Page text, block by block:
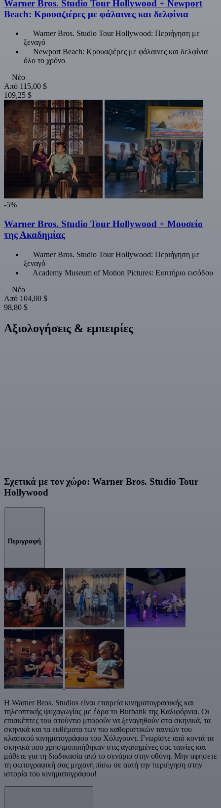
Warner Bros. Studio Tour Hollywood + Newport
Beach: Κρουαζιέρες με φάλαινες και δελφίνια
Warner Bros. Studio Tour Hollywood: Περιήγηση με
ξεναγό
Newport Beach: Κρουαζιέρες με φάλαινες και δελφίνια
όλο το χρόνο
Νέο
Από 115,00 $
109,25 $
-5%
Warner Bros. Studio Tour Hollywood + Μουσείο
της Ακαδημίας
Warner Bros. Studio Tour Hollywood: Περιήγηση με
ξεναγό
Academy Museum of Motion Pictures: Εισιτήριο εισόδου
Νέο
Από 104,00 $
98,80 $
Αξιολογήσεις & εμπειρίες
Σχετικά με τον χώρο: Warner Bros. Studio Tour
Hollywood
Περιγραφή
Η Warner Bros. Studios είναι εταιρεία κινηματογραφικής και
τηλεοπτικής ψυχαγωγίας με έδρα το Burbank της Καλιφόρνια. Οι
επισκέπτες του στούντιο μπορούν να ξεναγηθούν στα σκηνικά, τα
σκηνικά και τα εκθέματα των πιο καθοριστικών ταινιών του
κλασικού κινηματογράφου του Χόλιγουντ. Γνωρίστε από κοντά τα
σκηνικά που χρησιμοποιήθηκαν στις αγαπημένες σας ταινίες και
μάθετε για τη διαδικασία από το σενάριο στην οθόνη. Μην αφήσετε
τη φωτογραφική σας μηχανή πίσω σε αυτή την περιήγηση στην
ιστορία του κινηματογράφου!